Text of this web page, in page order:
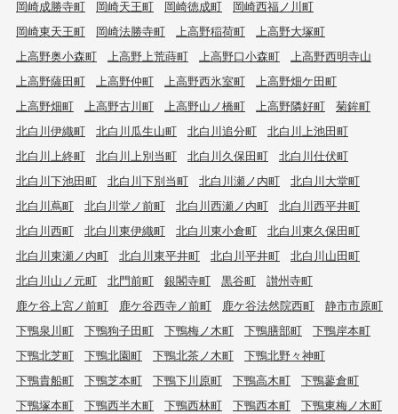
岡崎成勝寺町 岡崎天王町 岡崎徳成町
岡崎西福ノ川町
岡崎東天王町
岡崎法勝寺町 上高野稲荷町
上高野大塚町
上高野奥小森町
上高野上荒蒔町 上高野口小森町
上高野西明寺山
上高野薩田町
上高野仲町 上高野西氷室町
上高野畑ケ田町
上高野畑町
上高野古川町 上高野山ノ橋町 上高野隣好町
菊鉾町
北白川伊織町
北白川瓜生山町 北白川追分町
北白川上池田町
北白川上終町
北白川上別当町 北白川久保田町
北白川仕伏町
北白川下池田町
北白川下別当町 北白川瀬ノ内町
北白川大堂町
北白川蔦町
北白川堂ノ前町 北白川西瀬ノ内町
北白川西平井町
北白川西町
北白川東伊織町 北白川東小倉町
北白川東久保田町
北白川東瀬ノ内町
北白川東平井町 北白川平井町
北白川山田町
北白川山ノ元町
北門前町 銀閣寺町 黒谷町
讃州寺町
鹿ケ谷上宮ノ前町
鹿ケ谷西寺ノ前町 鹿ケ谷法然院西町
静市市原町
下鴨泉川町
下鴨狗子田町 下鴨梅ノ木町 下鴨膳部町
下鴨岸本町
下鴨北芝町
下鴨北園町 下鴨北茶ノ木町
下鴨北野々神町
下鴨貴船町
下鴨芝本町 下鴨下川原町 下鴨高木町
下鴨蓼倉町
下鴨塚本町
下鴨西半木町 下鴨西林町 下鴨西本町
下鴨東梅ノ木町